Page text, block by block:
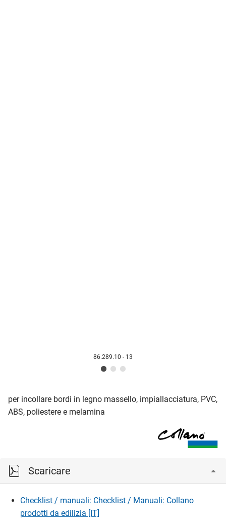
86.289.10 - 13
per incollare bordi in legno massello, impiallacciatura, PVC,
ABS, poliestere e melamina
Scaricare
Checklist / manuali: Checklist / Manuali: Collano
prodotti da edilizia [IT]